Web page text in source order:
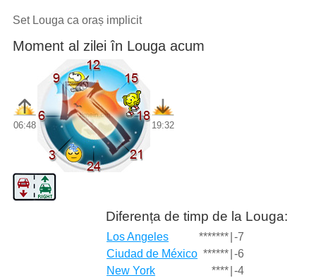
Set Louga ca oraș implicit
Moment al zilei în Louga acum
06:48 19:32
Diferența de timp de la Louga:
Los Angeles ******* -7
Ciudad de México ****** -6
New York
**** -4